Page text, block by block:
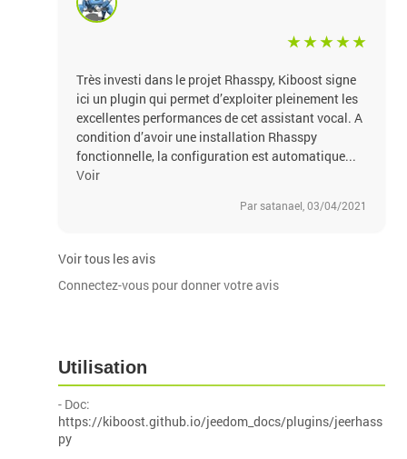
Très investi dans le projet Rhasspy, Kiboost signe
ici un plugin qui permet d’exploiter pleinement les
excellentes performances de cet assistant vocal. A
condition d’avoir une installation Rhasspy
fonctionnelle, la configuration est automatique...
Voir
Par satanael, 03/04/2021
Voir tous les avis
Connectez-vous pour donner votre avis
Utilisation
- Doc:
https://kiboost.github.io/jeedom_docs/plugins/jeerhass
py